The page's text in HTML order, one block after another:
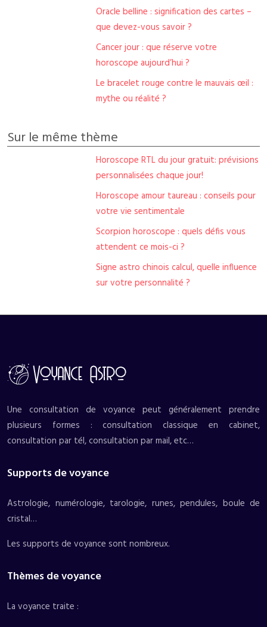
Oracle belline : signification des cartes –
que devez-vous savoir ?
Cancer jour : que réserve votre
horoscope aujourd’hui ?
Le bracelet rouge contre le mauvais œil :
mythe ou réalité ?
Sur le même thème
Horoscope RTL du jour gratuit: prévisions
personnalisées chaque jour!
Horoscope amour taureau : conseils pour
votre vie sentimentale
Scorpion horoscope : quels défis vous
attendent ce mois-ci ?
Signe astro chinois calcul, quelle influence
sur votre personnalité ?
Une consultation de voyance peut généralement prendre
plusieurs formes : consultation classique en cabinet,
consultation par tél, consultation par mail, etc…
Supports de voyance
Astrologie, numérologie, tarologie, runes, pendules, boule de
cristal…
Les supports de voyance sont nombreux.
Thèmes de voyance
La voyance traite :